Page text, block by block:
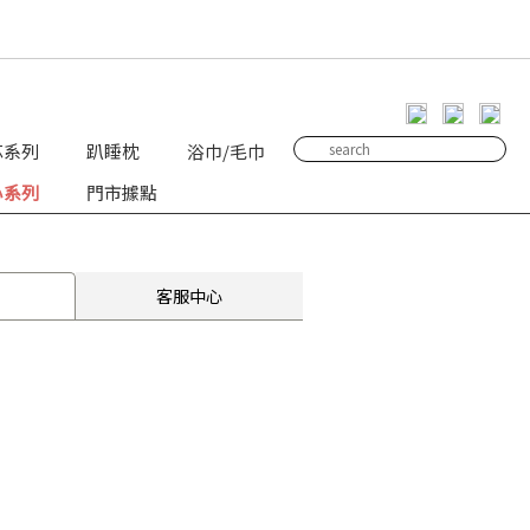
客服中心
列 趴睡枕
浴巾/毛巾
列 門市據點